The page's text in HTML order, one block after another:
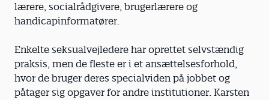
lærere, socialrådgivere, brugerlærere og
handicapinformatører.
Enkelte seksualvejledere har oprettet selvstændig
praksis, men de fleste er i et ansættelsesforhold,
hvor de bruger deres specialviden på jobbet og
påtager sig opgaver for andre institutioner. Karsten